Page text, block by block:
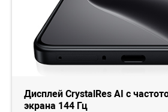
Дисплей CrystalRes AI с
экрана 144 Гц